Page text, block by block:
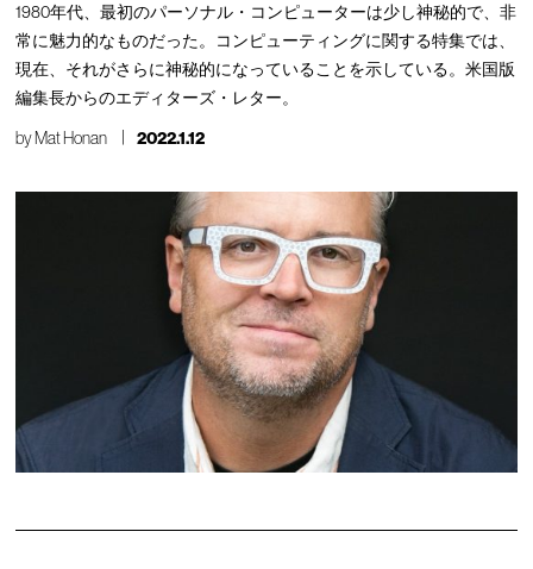
1980年代、最初のパーソナル・コンピューターは少し神秘的で、非
常に魅力的なものだった。コンピューティングに関する特集では、
現在、それがさらに神秘的になっていることを示している。米国版
編集長からのエディターズ・レター。
byMat Honan 2022.1.12